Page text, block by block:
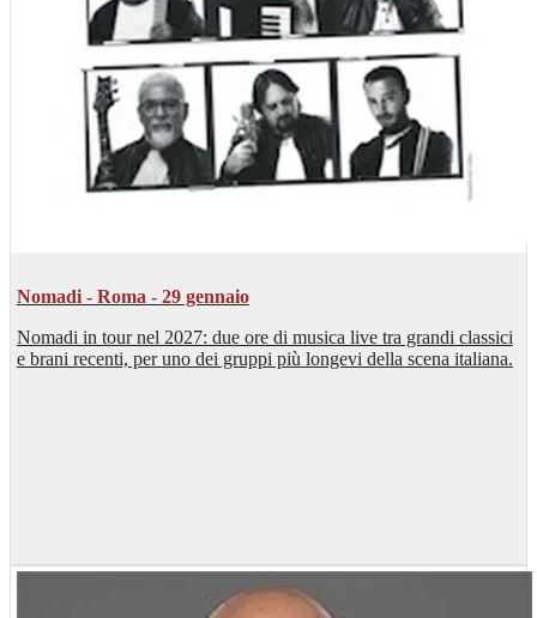
Nomadi - Roma - 29 gennaio
Nomadi in tour nel 2027: due ore di musica live tra grandi classici
e brani recenti, per uno dei gruppi più longevi della scena italiana.